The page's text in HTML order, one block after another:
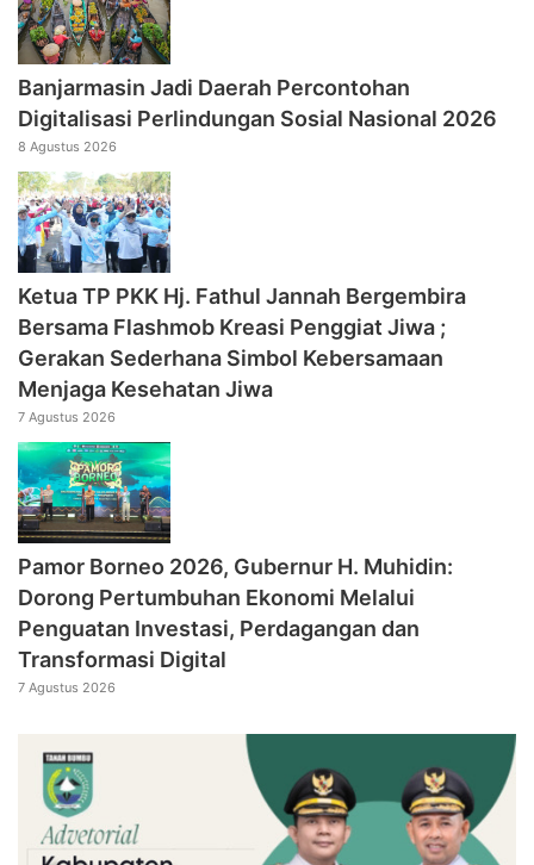
Banjarmasin Jadi Daerah Percontohan
Digitalisasi Perlindungan Sosial Nasional 2026
8 Agustus 2026
‎Ketua TP PKK Hj. Fathul Jannah Bergembira
Bersama Flashmob Kreasi Penggiat Jiwa ;
Gerakan Sederhana Simbol Kebersamaan
Menjaga Kesehatan Jiwa
7 Agustus 2026
Pamor Borneo 2026, Gubernur H. Muhidin:
Dorong Pertumbuhan Ekonomi Melalui
Penguatan Investasi, Perdagangan dan
Transformasi Digital
7 Agustus 2026